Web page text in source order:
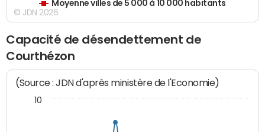
Moyenne villes de 5 000 à 10 000 habitants
© JDN 2026
Capacité de désendettement de
Courthézon
(Source : JDN d'après ministère de l'Economie)
10